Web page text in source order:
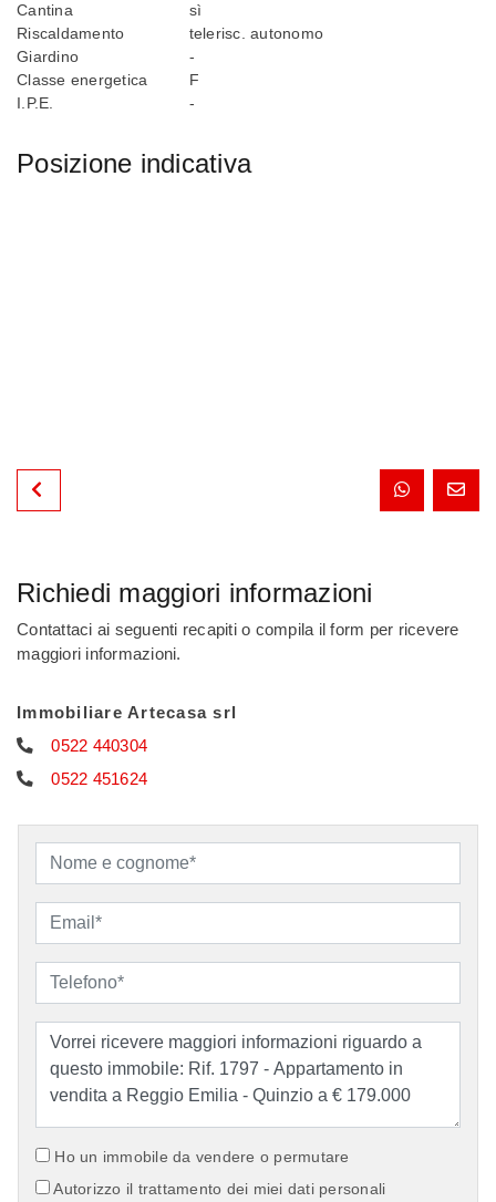
Cantina
sì
Riscaldamento
telerisc. autonomo
Giardino
-
Classe energetica
F
I.P.E.
-
Posizione indicativa
Richiedi maggiori informazioni
Contattaci ai seguenti recapiti o compila il form per ricevere
maggiori informazioni.
Immobiliare Artecasa srl
0522 440304
0522 451624
Ho un immobile da vendere o permutare
Autorizzo il trattamento dei miei dati personali